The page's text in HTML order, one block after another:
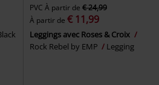
PVC À partir de € 24,99
À partir de € 11,99
Leggings avec Roses & Croix
Rock Rebel by EMP
Legging